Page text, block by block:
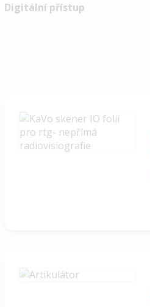
Digitální přístup